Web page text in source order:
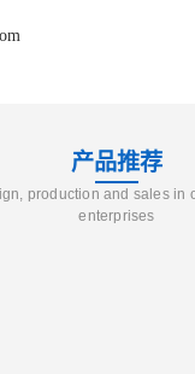
产品推荐
production and sales in
enterprises